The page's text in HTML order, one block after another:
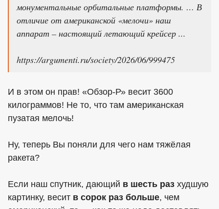
монументальные орбитальные платформы. … В
отличие от американской «мелочи» наш
аппарат – настоящий летающий крейсер ...
https://argumenti.ru/society/2026/06/999475
И в этом он прав! «Обзор-Р» весит 3600
килограммов! Не то, что там американская
пузатая мелочь!
Ну, теперь Вы поняли для чего нам тяжёлая
ракета?
Если наш спутник, дающий в шесть раз худшую
картинку, весит в сорок раз больше, чем